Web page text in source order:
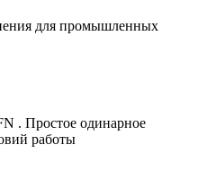
для промышленных
. Простое одинарное
работы